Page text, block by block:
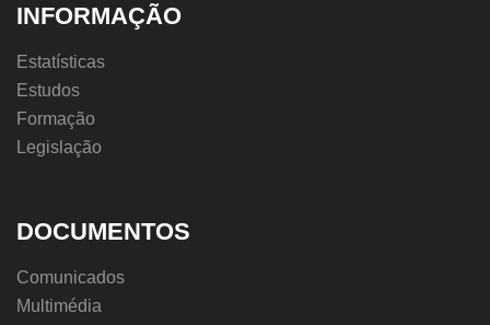
INFORMAÇÃO
Estatísticas
Estudos
Formação
Legislação
DOCUMENTOS
Comunicados
Multimédia